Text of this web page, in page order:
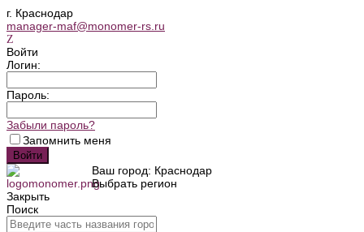
г. Краснодар
manager-maf@monomer-rs.ru
Войти
Логин:
Пароль:
Забыли пароль?
Запомнить меня
Ваш город: Краснодар
Выбрать регион
Закрыть
Поиск